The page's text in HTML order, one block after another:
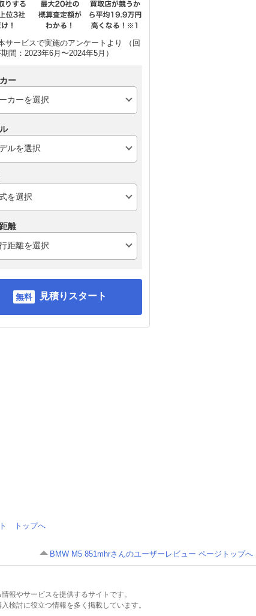
サービスで実施のアンケートより （回
間：2023年6月〜2024年5月）
ー
離
見積りスタート
ト トップへ
BMW M5 851mhrさんのユーザーレビュー ページトップへ
報やサービスを提供するサイトです。
検討に役立つ情報を多く掲載しています。